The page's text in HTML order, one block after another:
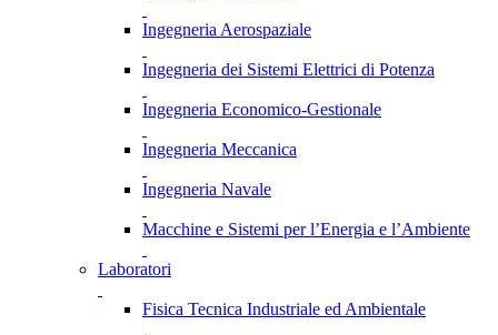
Ingegneria Aerospaziale
Ingegneria dei Sistemi Elettrici di Potenza
Ingegneria Economico-Gestionale
Ingegneria Meccanica
Ingegneria Navale
Macchine e Sistemi per l’Energia e l’Ambiente
Laboratori
Fisica Tecnica Industriale ed Ambientale